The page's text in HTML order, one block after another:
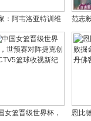
：阿韦洛亚特训维
斯，金球奖目标引
马更衣室热议
范志
儿、
志毅
女篮晋级世界杯，
恩比